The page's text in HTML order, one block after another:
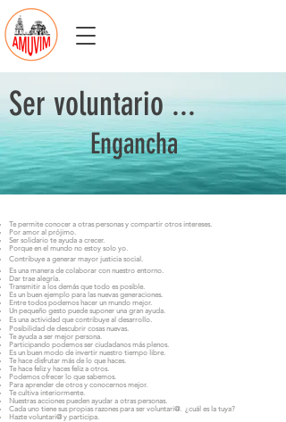
Ser voluntario ...
Engancha
Te permite conocer a otras personas y compartir otros intereses.
Por amor al prójimo.
Ser solidario te ayuda a crecer.
Porque en el mundo no estoy solo yo.
Contribuye a generar mayor justicia social.
Es una manera de colaborar con nuestro entorno.
Dar trae alegría.
Transmitir a los demás que todo es posible.
Es un buen ejemplo para las nuevas generaciones.
Entre todos podemos hacer un mundo mejor.
Un pequeño gesto puede suponer una gran ayuda.
Es una actividad que contribuye al desarrollo.
Posibilidad de descubrir cosas nuevas.
Te ayuda a ser mejor persona.
Participando podemos ser ciudadanos más plenos.
Es un buen modo de invertir nuestro tiempo libre.
Te hace disfrutar más de lo que haces.
Te hace feliz y haces feliz a otros.
Podemos ofrecer lo que sabemos.
Para aprender de otros y conocernos mejor.
Te cultiva interiormente.
Nuestras acciones pueden ayudar a otras personas.
Cada uno tiene sus propias razones para ser voluntari@. ¿cuál es la tuya?
Hazte voluntari@ y participa.